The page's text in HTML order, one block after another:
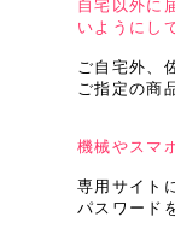
自宅以外に
いようにし
ご自宅外、
ご指定の商
機械やスマ
専用サイト
パスワード